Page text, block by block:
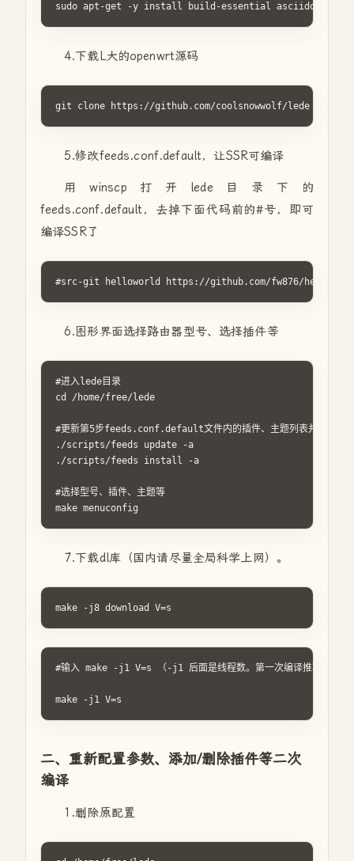
sudo apt-get -y install build-essential asciidoc
4.下载L大的openwrt源码
git clone https://github.com/coolsnowwolf/lede
5.修改feeds.conf.default，让SSR可编译
用winscp打开lede目录下的
feeds.conf.default，去掉下面代码前的#号，即可
编译SSR了
#src-git helloworld https://github.com/fw876/
6.图形界面选择路由器型号、选择插件等
#进入lede目录
cd /home/free/lede
#更新第5步feeds.conf.default文件内的插件、主题列表并安装
./scripts/feeds update -a
./scripts/feeds install -a
#选择型号、插件、主题等
make menuconfig
7.下载dl库（国内请尽量全局科学上网）。
make -j8 download V=s
#输入 make -j1 V=s （-j1 后面是线程数。第一次编译推荐用单线
make -j1 V=s
二、重新配置参数、添加/删除插件等二次
编译
1.删除原配置